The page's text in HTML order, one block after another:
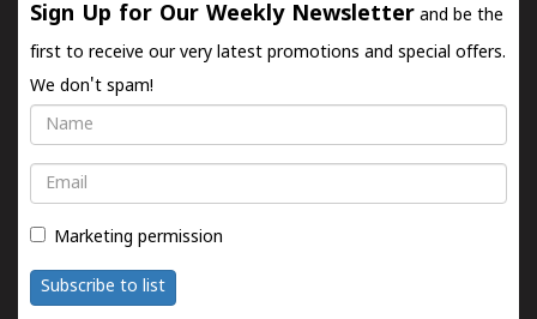
Sign Up for Our Weekly Newsletter and be the
first to receive our very latest promotions and special offers.
We don't spam!
Name
Email
Marketing permission
Subscribe to list